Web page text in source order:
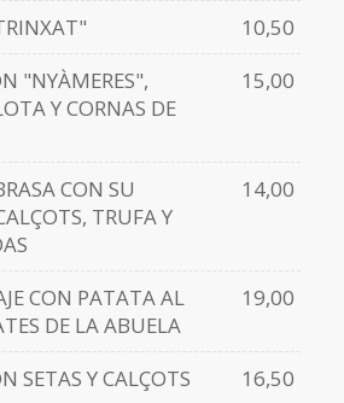
10,50
"NYÀMERES",
Y CORNAS DE
15,00
CON SU
TRUFA Y
14,00
CON PATATA AL
DE LA ABUELA
19,00
SETAS Y CALÇOTS
16,50